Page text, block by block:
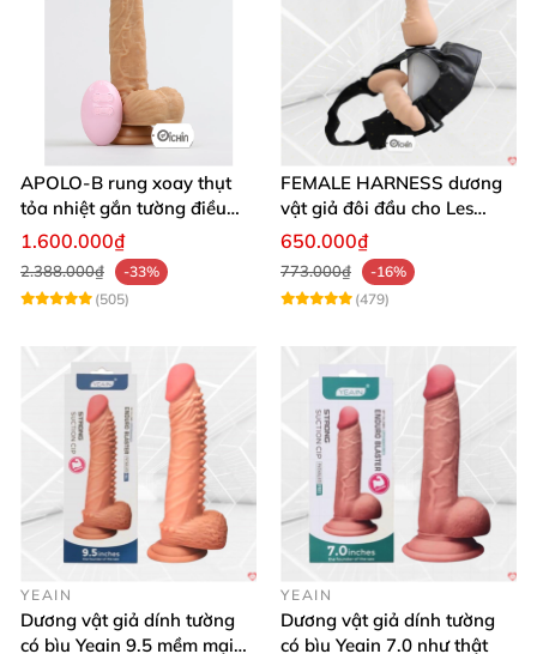
APOLO-B rung xoay thụt
tỏa nhiệt gắn tường điều
khiển từ xa đa chế độ
1.600.000₫
2.388.000₫
-33%
(505)
FEMALE HARNESS dương
vật giả đôi đầu cho Les
massage cực sướng
650.000₫
773.000₫
-16%
(479)
YEAIN
Dương vật giả dính tường
có bìu Yeain 9.5 mềm mại
YEAIN
Dương vật giả dính tường
có bìu Yeain 7.0 như thật